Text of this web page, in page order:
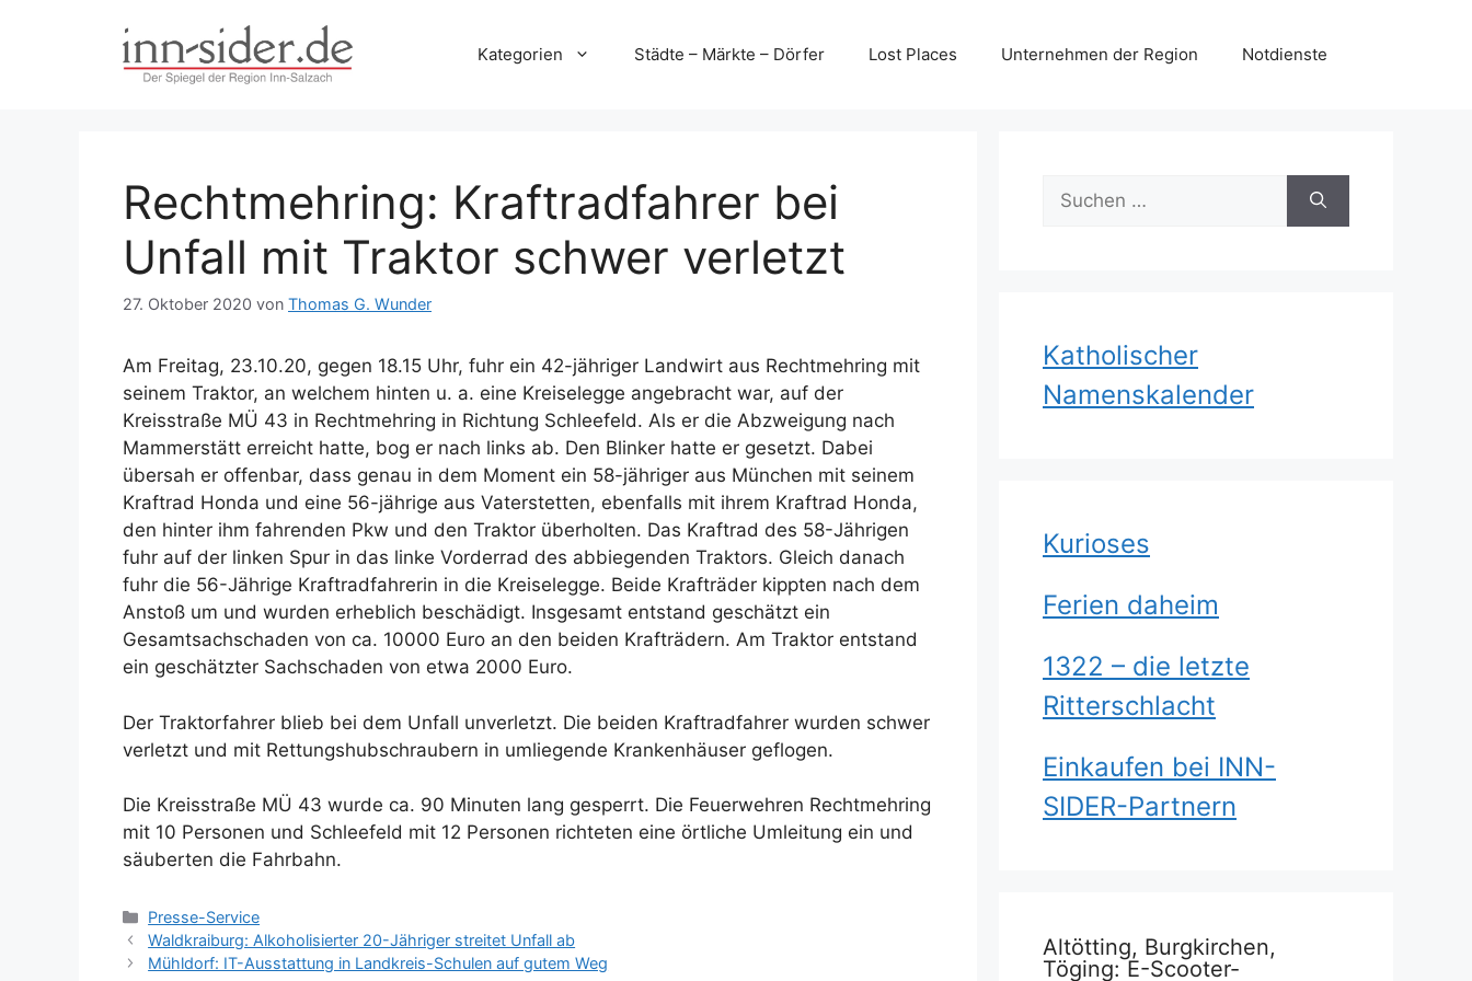
Kategorien Städte – Märkte – Dörfer Lost Places Unternehmen der Region Notdienste
Rechtmehring: Kraftradfahrer bei
Unfall mit Traktor schwer verletzt
27. Oktober 2020 von Thomas G. Wunder
Am Freitag, 23.10.20, gegen 18.15 Uhr, fuhr ein 42-jähriger Landwirt aus Rechtmehring mit
seinem Traktor, an welchem hinten u. a. eine Kreiselegge angebracht war, auf der
Kreisstraße MÜ 43 in Rechtmehring in Richtung Schleefeld. Als er die Abzweigung nach
Mammerstätt erreicht hatte, bog er nach links ab. Den Blinker hatte er gesetzt. Dabei
übersah er offenbar, dass genau in dem Moment ein 58-jähriger aus München mit seinem
Kraftrad Honda und eine 56-jährige aus Vaterstetten, ebenfalls mit ihrem Kraftrad Honda,
den hinter ihm fahrenden Pkw und den Traktor überholten. Das Kraftrad des 58-Jährigen
fuhr auf der linken Spur in das linke Vorderrad des abbiegenden Traktors. Gleich danach
fuhr die 56-Jährige Kraftradfahrerin in die Kreiselegge. Beide Krafträder kippten nach dem
Anstoß um und wurden erheblich beschädigt. Insgesamt entstand geschätzt ein
Gesamtsachschaden von ca. 10000 Euro an den beiden Krafträdern. Am Traktor entstand
ein geschätzter Sachschaden von etwa 2000 Euro.
Der Traktorfahrer blieb bei dem Unfall unverletzt. Die beiden Kraftradfahrer wurden schwer
verletzt und mit Rettungshubschraubern in umliegende Krankenhäuser geflogen.
Die Kreisstraße MÜ 43 wurde ca. 90 Minuten lang gesperrt. Die Feuerwehren Rechtmehring
mit 10 Personen und Schleefeld mit 12 Personen richteten eine örtliche Umleitung ein und
säuberten die Fahrbahn.
Kategorien
Presse-Service
Waldkraiburg: Alkoholisierter 20-Jähriger streitet Unfall ab
Mühldorf: IT-Ausstattung in Landkreis-Schulen auf gutem Weg
Suchen
nach:
Katholischer
Namenskalender
Kurioses
Ferien daheim
1322 – die letzte
Ritterschlacht
Einkaufen bei INN-
SIDER-Partnern
Altötting, Burgkirchen,
Töging: E-Scooter-